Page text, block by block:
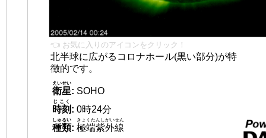
👈 お気に入りのアイコンをクリック！
北半球に広がるコロナホール(黒い部分)が特
徴的です。
衛星
えいせい
: SOHO
時刻
じこく
: 0時24分
種類
しゅるい
: 極端紫外線
きょくたんしがいせん